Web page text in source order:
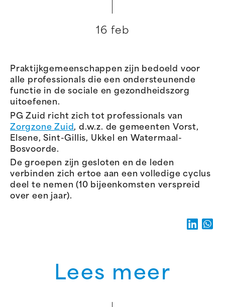
16 feb
Praktijkgemeenschappen zijn bedoeld voor
alle professionals die een ondersteunende
functie in de sociale en gezondheidszorg
uitoefenen.
PG Zuid richt zich tot professionals van
Zorgzone Zuid, d.w.z. de gemeenten Vorst,
Elsene, Sint-Gillis, Ukkel en Watermaal-
Bosvoorde.
De groepen zijn gesloten en de leden
verbinden zich ertoe aan een volledige cyclus
deel te nemen (10 bijeenkomsten verspreid
over een jaar).
Lees meer